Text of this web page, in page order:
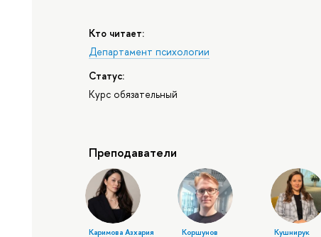
Кто читает:
Департамент психологии
Статус:
Курс обязательный
Преподаватели
Каримова Азхария
Коршунов
Кушнирук